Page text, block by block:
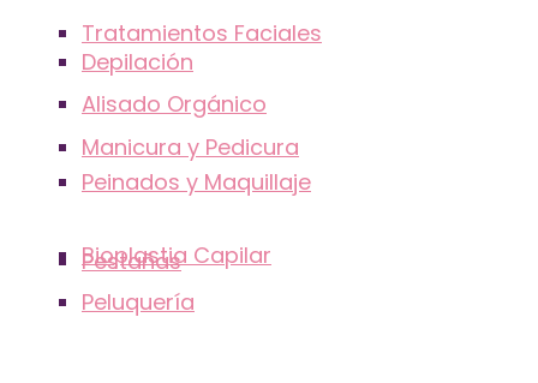
Alisado Orgánico
Bioplastia Capilar
Tratamientos Faciales
Manicura y Pedicura
Pestañas
Depilación
Peinados y Maquillaje
Peluquería